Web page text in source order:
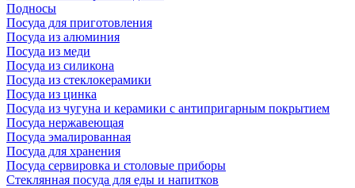
Подносы
Посуда для приготовления
Посуда из алюминия
Посуда из меди
Посуда из силикона
Посуда из стеклокерамики
Посуда из цинка
Посуда из чугуна и керамики с антипригарным покрытием
Посуда нержавеющая
Посуда эмалированная
Посуда для хранения
Посуда сервировка и столовые приборы
Стеклянная посуда для еды и напитков